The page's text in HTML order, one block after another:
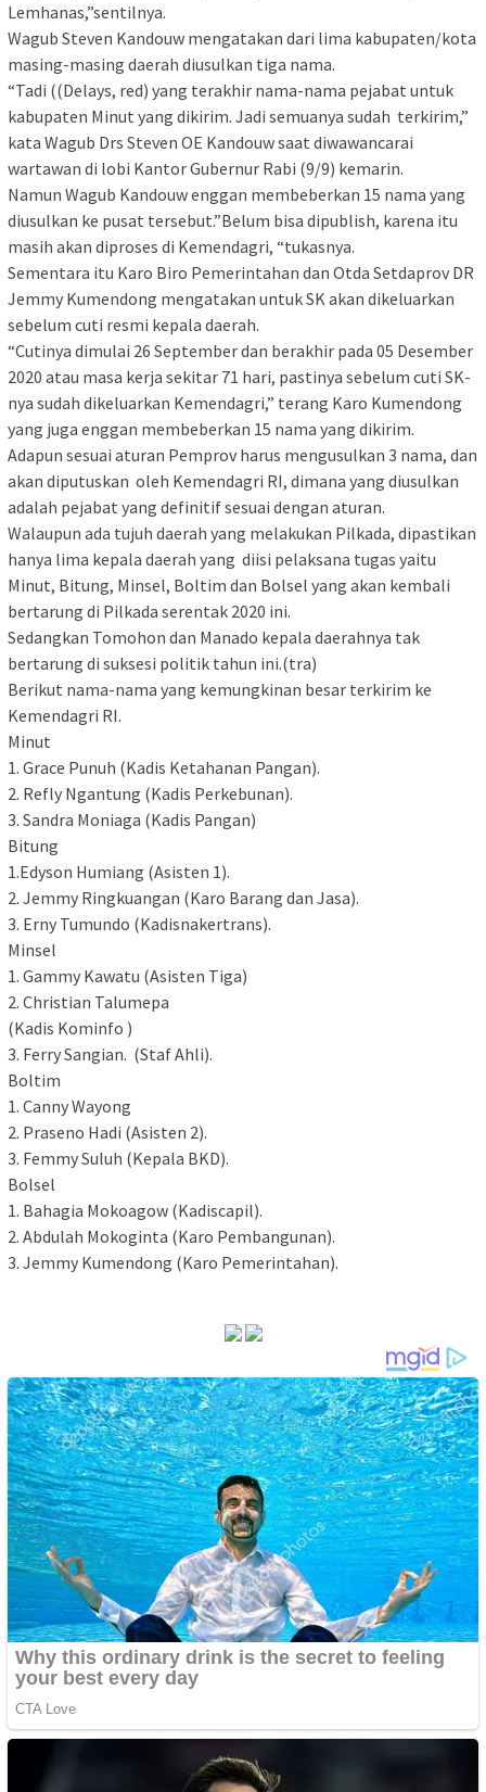
Lemhanas,”sentilnya.
Wagub Steven Kandouw mengatakan dari lima kabupaten/kota
masing-masing daerah diusulkan tiga nama.
“Tadi ((Delays, red) yang terakhir nama-nama pejabat untuk
kabupaten Minut yang dikirim. Jadi semuanya sudah terkirim,”
kata Wagub Drs Steven OE Kandouw saat diwawancarai
wartawan di lobi Kantor Gubernur Rabi (9/9) kemarin.
Namun Wagub Kandouw enggan membeberkan 15 nama yang
diusulkan ke pusat tersebut.”Belum bisa dipublish, karena itu
masih akan diproses di Kemendagri, “tukasnya.
Sementara itu Karo Biro Pemerintahan dan Otda Setdaprov DR
Jemmy Kumendong mengatakan untuk SK akan dikeluarkan
sebelum cuti resmi kepala daerah.
“Cutinya dimulai 26 September dan berakhir pada 05 Desember
2020 atau masa kerja sekitar 71 hari, pastinya sebelum cuti SK-
nya sudah dikeluarkan Kemendagri,” terang Karo Kumendong
yang juga enggan membeberkan 15 nama yang dikirim.
Adapun sesuai aturan Pemprov harus mengusulkan 3 nama, dan
akan diputuskan oleh Kemendagri RI, dimana yang diusulkan
adalah pejabat yang definitif sesuai dengan aturan.
Walaupun ada tujuh daerah yang melakukan Pilkada, dipastikan
hanya lima kepala daerah yang diisi pelaksana tugas yaitu
Minut, Bitung, Minsel, Boltim dan Bolsel yang akan kembali
bertarung di Pilkada serentak 2020 ini.
Sedangkan Tomohon dan Manado kepala daerahnya tak
bertarung di suksesi politik tahun ini.(tra)
Berikut nama-nama yang kemungkinan besar terkirim ke
Kemendagri RI.
Minut
1. Grace Punuh (Kadis Ketahanan Pangan).
2. Refly Ngantung (Kadis Perkebunan).
3. Sandra Moniaga (Kadis Pangan)
Bitung
1.Edyson Humiang (Asisten 1).
2. Jemmy Ringkuangan (Karo Barang dan Jasa).
3. Erny Tumundo (Kadisnakertrans).
Minsel
1. Gammy Kawatu (Asisten Tiga)
2. Christian Talumepa
(Kadis Kominfo )
3. Ferry Sangian. (Staf Ahli).
Boltim
1. Canny Wayong
2. Praseno Hadi (Asisten 2).
3. Femmy Suluh (Kepala BKD).
Bolsel
1. Bahagia Mokoagow (Kadiscapil).
2. Abdulah Mokoginta (Karo Pembangunan).
3. Jemmy Kumendong (Karo Pemerintahan).